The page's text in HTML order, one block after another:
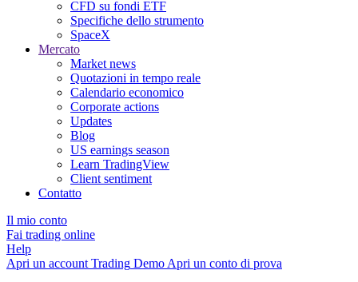
CFD su fondi ETF
Specifiche dello strumento
SpaceX
Mercato
Market news
Quotazioni in tempo reale
Calendario economico
Corporate actions
Updates
Blog
US earnings season
Learn TradingView
Client sentiment
Contatto
Il mio conto
Fai trading online
Help
Apri un account Trading Demo Apri un conto di prova